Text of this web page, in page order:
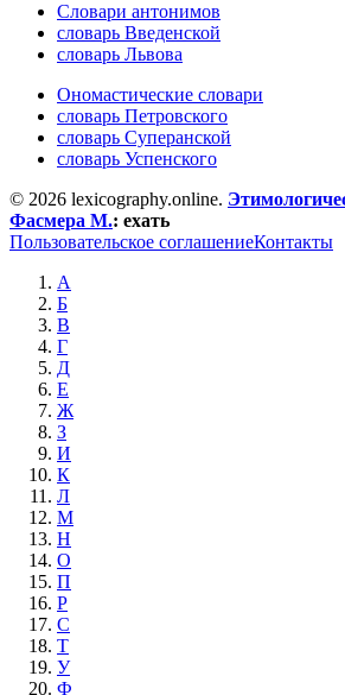
Словари антонимов
словарь Введенской
словарь Львова
Ономастические словари
словарь Петровского
словарь Суперанской
словарь Успенского
© 2026 lexicography.online.
Фасмера М.: ехать
Пользовательское соглашениеКонтакты
А
Б
В
Г
Д
Е
Ж
З
И
К
Л
М
Н
О
П
Р
С
Т
У
Ф